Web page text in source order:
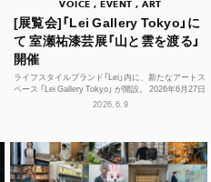
VOICE , EVENT , ART
[展覧会]「Lei Gallery Tokyo」に
て 室瀬祐漆芸展「山と雲を渡る」
開催
ライフスタイルブランド「Lei」内に、新たなアートス
ペース 「Lei Gallery Tokyo」 が開設。 2026年6月27日
（土）から、初の企画展...2026.6.9